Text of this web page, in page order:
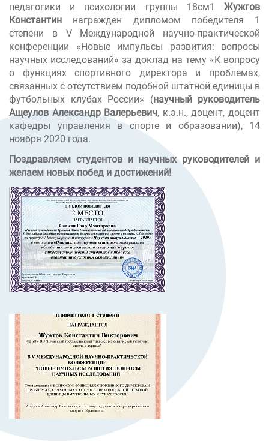
педагогики и психологии группы 18см1 Жужгов
Константин награжден дипломом победителя 1
степени в V Международной научно-практической
конференции «Новые импульсы развития: вопросы
научных исследований» за доклад на тему «К вопросу
о функциях спортивного директора и проблемах,
связанных с отсутствием подобной штатной единицы в
футбольных клубах России» (научный руководитель
Ащеулов Александр Валерьевич, к.э.н., доцент, доцент
кафедры управления в спорте и образовании), 14
ноября 2020 года.
Поздравляем студентов и научных руководителей и
желаем новых побед и достижений!